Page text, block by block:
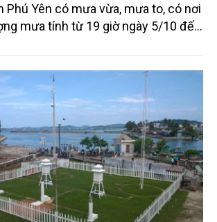
Phú Yên có mưa vừa, mưa to, có nơi
mưa tính từ 19 giờ ngày 5/10 đến
Định) 62,4mm, Hòa Mỹ Tây (Phú
Lãnh (Quảng Nam) 51,6mm.